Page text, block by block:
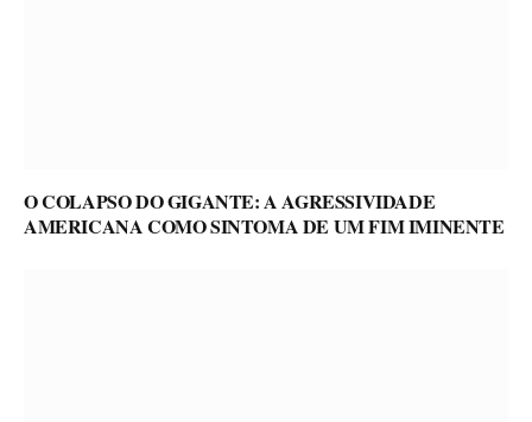
O COLAPSO DO GIGANTE: A AGRESSIVIDADE
AMERICANA COMO SINTOMA DE UM FIM IMINENTE